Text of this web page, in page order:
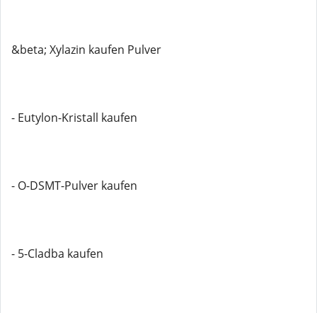
&beta; Xylazin kaufen Pulver
- Eutylon-Kristall kaufen
- O-DSMT-Pulver kaufen
- 5-Cladba kaufen